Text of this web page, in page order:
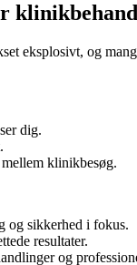
eksplosivt, og
dig.
klinikbesøg.
og sikkerhed i fokus.
resultater.
og